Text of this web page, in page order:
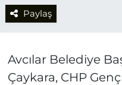
Paylaş
Avcılar Belediye
Çaykara, CHP